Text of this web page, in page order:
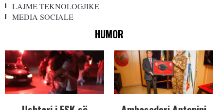
LAJME TEKNOLOGJIKE
MEDIA SOCIALE
HUMOR